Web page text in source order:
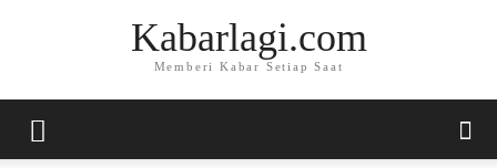
Kabarlagi.com
Memberi Kabar Setiap Saat